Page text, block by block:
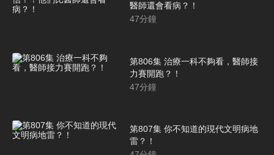
醫師還會看病？！
47分鐘
第806集 治療一科不夠看，醫師接
力賽開跑？！
47分鐘
第807集 你不知道的現代文明病地
雷？！